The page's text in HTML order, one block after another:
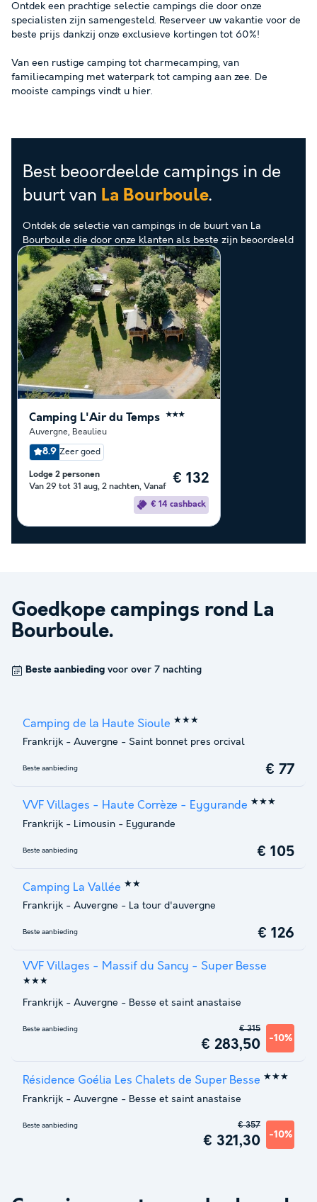
Ontdek een prachtige selectie campings die door onze
specialisten zijn samengesteld. Reserveer uw vakantie voor de
beste prijs dankzij onze exclusieve kortingen tot 60%!
Van een rustige camping tot charmecamping, van
familiecamping met waterpark tot camping aan zee. De
mooiste campings vindt u hier.
Best beoordeelde campings in de
buurt van La Bourboule.
Ontdek de selectie van campings in de buurt van La
Bourboule die door onze klanten als beste zijn beoordeeld
Camping L'Air du Temps ★★★
Auvergne, Beaulieu
8.9 Zeer goed
Lodge 2 personen
Van 29 tot 31 aug, 2 nachten, Vanaf
€ 132
€ 14 cashback
Goedkope campings rond La
Bourboule.
Beste aanbieding voor over 7 nachting
Camping de la Haute Sioule ★★★
Frankrijk - Auvergne - Saint bonnet pres orcival
Beste aanbieding € 77
VVF Villages - Haute Corrèze - Eygurande ★★★
Frankrijk - Limousin - Eygurande
Beste aanbieding € 105
Camping La Vallée ★★
Frankrijk - Auvergne - La tour d'auvergne
Beste aanbieding € 126
VVF Villages - Massif du Sancy - Super Besse
★★★
Frankrijk - Auvergne - Besse et saint anastaise
Beste aanbieding
€ 283,50 -10%
€ 315
Résidence Goélia Les Chalets de Super Besse ★★★
Frankrijk - Auvergne - Besse et saint anastaise
Beste aanbieding
€ 321,30 -10%
€ 357